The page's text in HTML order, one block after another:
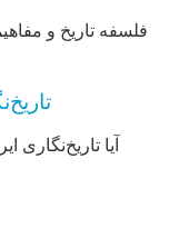
فلسفه تاریخ و
آیا تاریخ‌نگاری